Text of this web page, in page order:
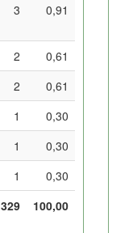
3 0,91
2
0,61
2
0,61
1
0,30
1
0,30
1
0,30
329
100,00